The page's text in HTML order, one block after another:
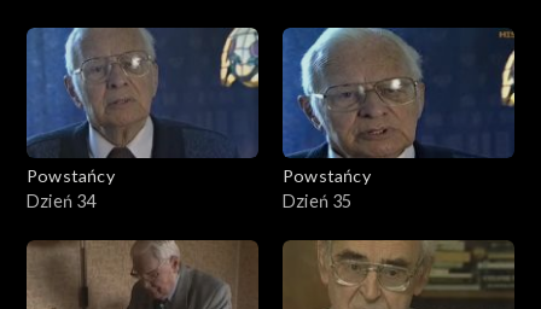
Powstańcy
Dzień 34
Powstańcy
Dzień 35